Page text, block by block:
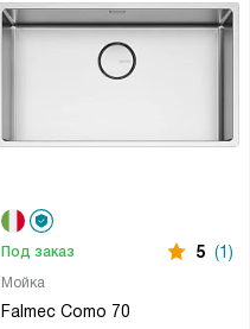
Мойка
Falmec Como 70
Под заказ 5 (1)